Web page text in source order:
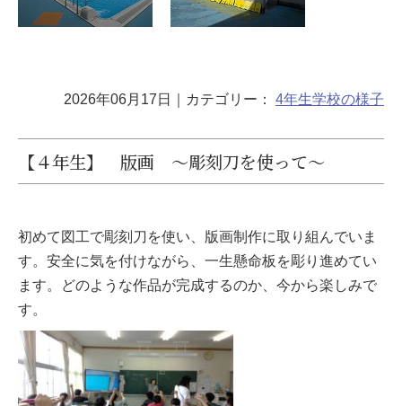
2026年06月17日 ｜カテゴリー： 4年生学校の様子
【４年生】 版画 ～彫刻刀を使って～
初めて図工で彫刻刀を使い、版画制作に取り組んでいま
す。安全に気を付けながら、一生懸命板を彫り進めてい
ます。どのような作品が完成するのか、今から楽しみで
す。